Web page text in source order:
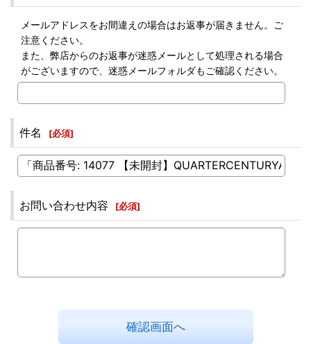
メールアドレスをお間違えの場合はお返事が届きません。ご
注意ください。
また、弊店からのお返事が迷惑メールとして処理される場合
がございますので、迷惑メールフォルダもご確認ください。
件名 [必須]
お問い合わせ内容 [必須]
確認画面へ